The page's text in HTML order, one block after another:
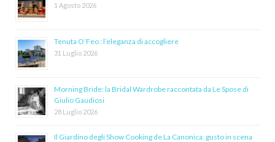
1 Agosto 2026
Tenuta O’Feo : l’eleganza di accogliere
31 Luglio 2026
Morning Bride: la Bridal Wardrobe raccontata da Le Spose di
Giulio Gaudiosi
28 Luglio 2026
Il Giardino degli Show Cooking de La Canonica: gusto in scena